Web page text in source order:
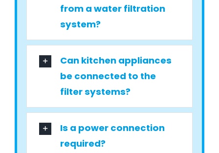
from a water filtration
system?
Can kitchen appliances
be connected to the
filter systems?
Is a power connection
required?